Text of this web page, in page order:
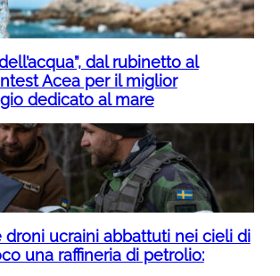
dal rubinetto al
Acea per il miglior
dedicato al mare
droni ucraini abbattuti nei cieli di
una raffineria di petrolio: